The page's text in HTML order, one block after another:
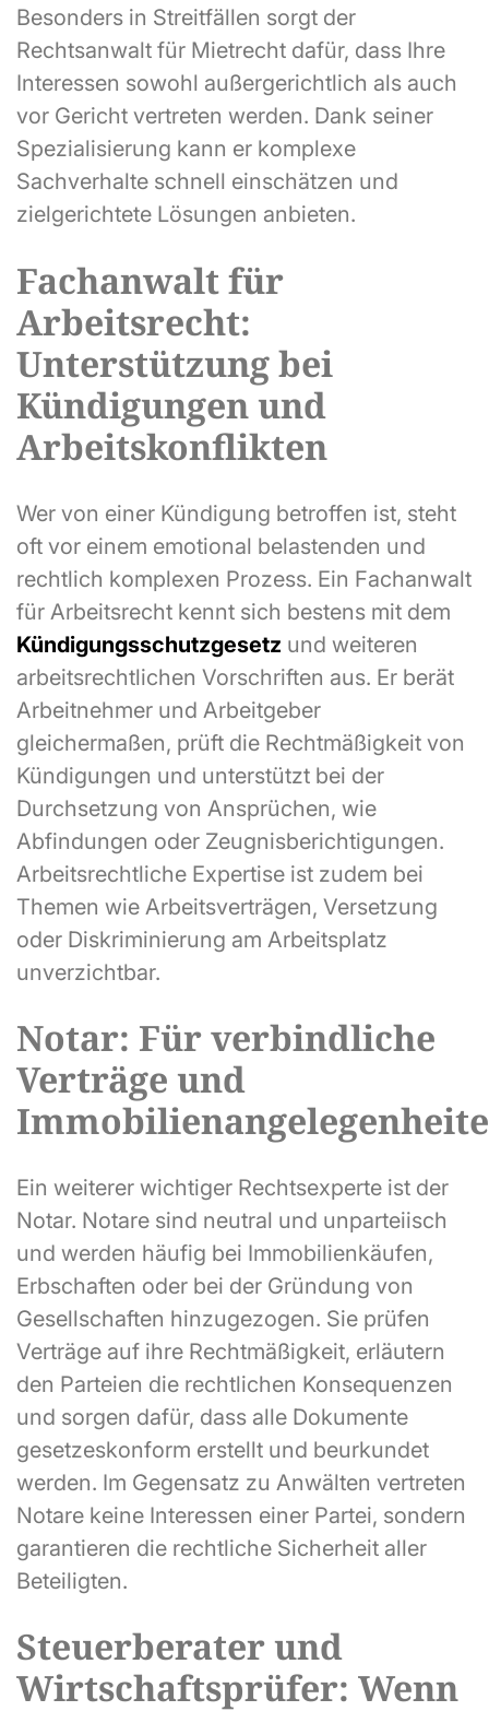
Besonders in Streitfällen sorgt der
Rechtsanwalt für Mietrecht dafür, dass Ihre
Interessen sowohl außergerichtlich als auch
vor Gericht vertreten werden. Dank seiner
Spezialisierung kann er komplexe
Sachverhalte schnell einschätzen und
zielgerichtete Lösungen anbieten.
Fachanwalt für
Arbeitsrecht:
Unterstützung bei
Kündigungen und
Arbeitskonflikten
Wer von einer Kündigung betroffen ist, steht
oft vor einem emotional belastenden und
rechtlich komplexen Prozess. Ein Fachanwalt
für Arbeitsrecht kennt sich bestens mit dem
Kündigungsschutzgesetz und weiteren
arbeitsrechtlichen Vorschriften aus. Er berät
Arbeitnehmer und Arbeitgeber
gleichermaßen, prüft die Rechtmäßigkeit von
Kündigungen und unterstützt bei der
Durchsetzung von Ansprüchen, wie
Abfindungen oder Zeugnisberichtigungen.
Arbeitsrechtliche Expertise ist zudem bei
Themen wie Arbeitsverträgen, Versetzung
oder Diskriminierung am Arbeitsplatz
unverzichtbar.
Notar: Für verbindliche
Verträge und
Ein weiterer wichtiger Rechtsexperte ist der
Notar. Notare sind neutral und unparteiisch
und werden häufig bei Immobilienkäufen,
Erbschaften oder bei der Gründung von
Gesellschaften hinzugezogen. Sie prüfen
Verträge auf ihre Rechtmäßigkeit, erläutern
den Parteien die rechtlichen Konsequenzen
und sorgen dafür, dass alle Dokumente
gesetzeskonform erstellt und beurkundet
werden. Im Gegensatz zu Anwälten vertreten
Notare keine Interessen einer Partei, sondern
garantieren die rechtliche Sicherheit aller
Beteiligten.
Steuerberater und
Wirtschaftsprüfer: Wenn